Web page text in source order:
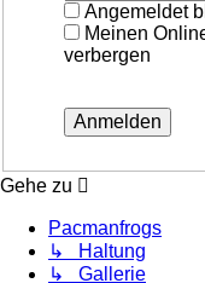
Angemeldet
Meinen
verbergen
Gehe zu
Pacmanfrogs
↳ Haltung
↳ Gallerie